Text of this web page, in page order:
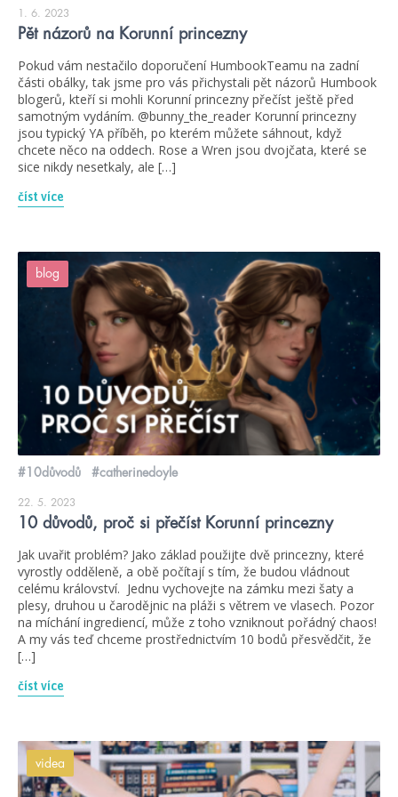
1. 6. 2023
Pět názorů na Korunní princezny
Pokud vám nestačilo doporučení HumbookTeamu na zadní
části obálky, tak jsme pro vás přichystali pět názorů Humbook
blogerů, kteří si mohli Korunní princezny přečíst ještě před
samotným vydáním. @bunny_the_reader Korunní princezny
jsou typický YA příběh, po kterém můžete sáhnout, když
chcete něco na oddech. Rose a Wren jsou dvojčata, které se
sice nikdy nesetkaly, ale […]
číst více
blog
#10důvodů #catherinedoyle
22. 5. 2023
10 důvodů, proč si přečíst Korunní princezny
Jak uvařit problém? Jako základ použijte dvě princezny, které
vyrostly odděleně, a obě počítají s tím, že budou vládnout
celému království. Jednu vychovejte na zámku mezi šaty a
plesy, druhou u čarodějnic na pláži s větrem ve vlasech. Pozor
na míchání ingrediencí, může z toho vzniknout pořádný chaos!
A my vás teď chceme prostřednictvím 10 bodů přesvědčit, že
[…]
číst více
videa